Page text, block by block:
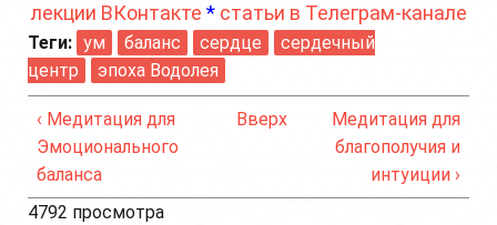
лекции ВКонтакте * статьи в Телеграм-канале
Теги: ум баланс сердце
сердечный
центр
эпоха Водолея
‹ Медитация для
Эмоционального
баланса
Вверх
Медитация для
благополучия и
интуиции ›
4792 просмотра